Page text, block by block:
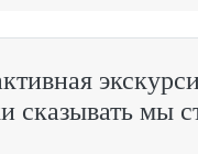
сказывать мы